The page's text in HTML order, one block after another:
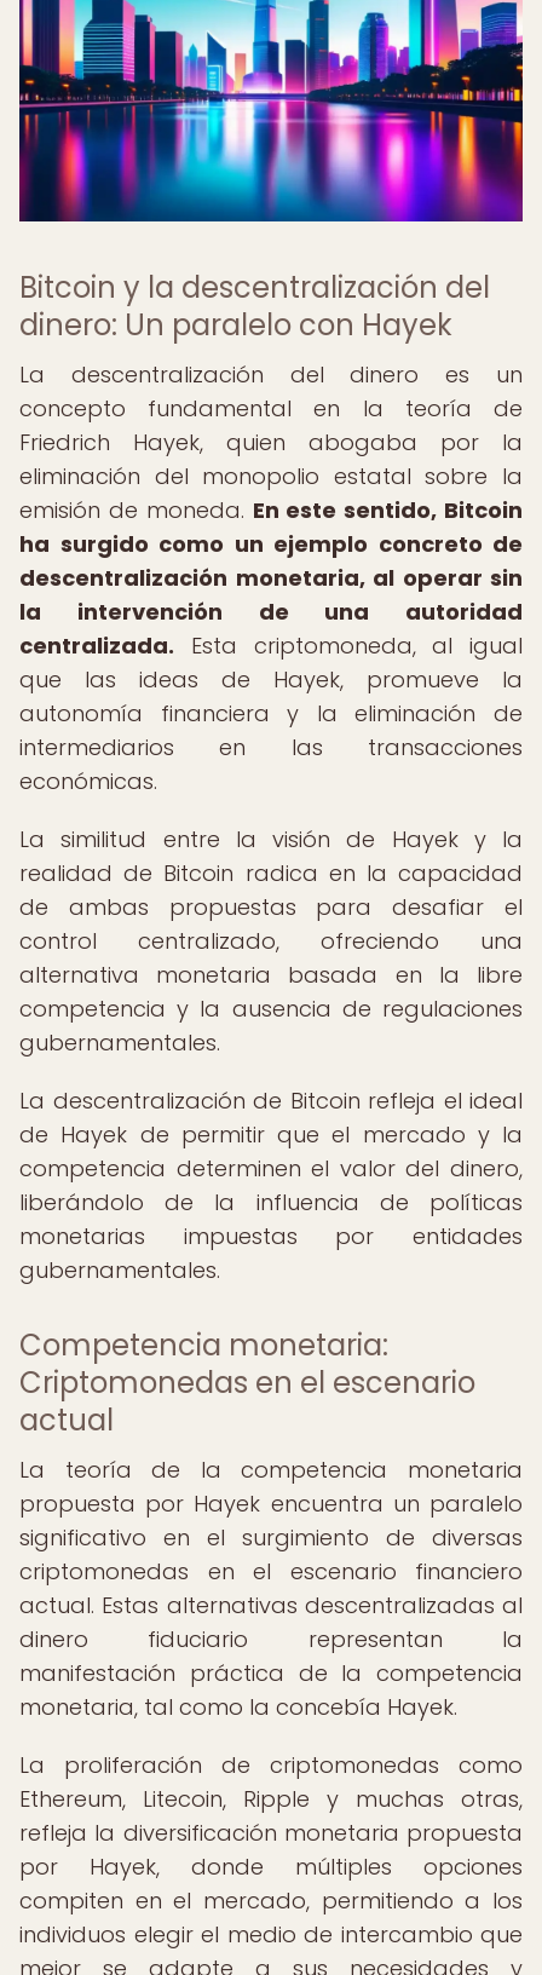
Bitcoin y la descentralización del
dinero: Un paralelo con Hayek
La descentralización del dinero es un
concepto fundamental en la teoría de
Friedrich Hayek, quien abogaba por la
eliminación del monopolio estatal sobre la
emisión de moneda. En este sentido, Bitcoin
ha surgido como un ejemplo concreto de
descentralización monetaria, al operar sin
la intervención de una autoridad
centralizada. Esta criptomoneda, al igual
que las ideas de Hayek, promueve la
autonomía financiera y la eliminación de
intermediarios en las transacciones
económicas.
La similitud entre la visión de Hayek y la
realidad de Bitcoin radica en la capacidad
de ambas propuestas para desafiar el
control centralizado, ofreciendo una
alternativa monetaria basada en la libre
competencia y la ausencia de regulaciones
gubernamentales.
La descentralización de Bitcoin refleja el ideal
de Hayek de permitir que el mercado y la
competencia determinen el valor del dinero,
liberándolo de la influencia de políticas
monetarias impuestas por entidades
gubernamentales.
Competencia monetaria:
Criptomonedas en el escenario
actual
La teoría de la competencia monetaria
propuesta por Hayek encuentra un paralelo
significativo en el surgimiento de diversas
criptomonedas en el escenario financiero
actual. Estas alternativas descentralizadas al
dinero fiduciario representan la
manifestación práctica de la competencia
monetaria, tal como la concebía Hayek.
La proliferación de criptomonedas como
Ethereum, Litecoin, Ripple y muchas otras,
refleja la diversificación monetaria propuesta
por Hayek, donde múltiples opciones
compiten en el mercado, permitiendo a los
individuos elegir el medio de intercambio que
mejor se adapte a sus necesidades y